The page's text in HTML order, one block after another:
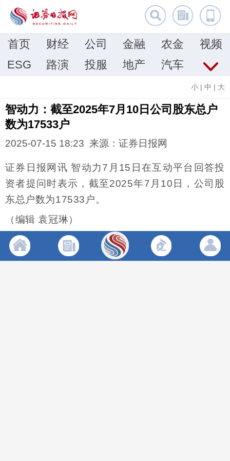
首页 财经 公司 金融 农金
视频
ESG
路演 投服 地产 汽车
小 | 中 | 大
智动力：截至2025年7月10日公司股东总户
数为17533户
2025-07-15 18:23 来源：证券日报网
证券日报网讯 智动力7月15日在互动平台回答投
资者提问时表示，截至2025年7月10日，公司股
东总户数为17533户。
（编辑 袁冠琳）